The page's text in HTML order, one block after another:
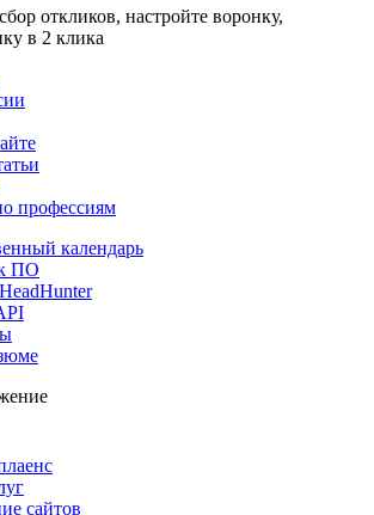
откликов, настройте воронку,
в 2 клика
профессиям
календарь
ПО
сайтов